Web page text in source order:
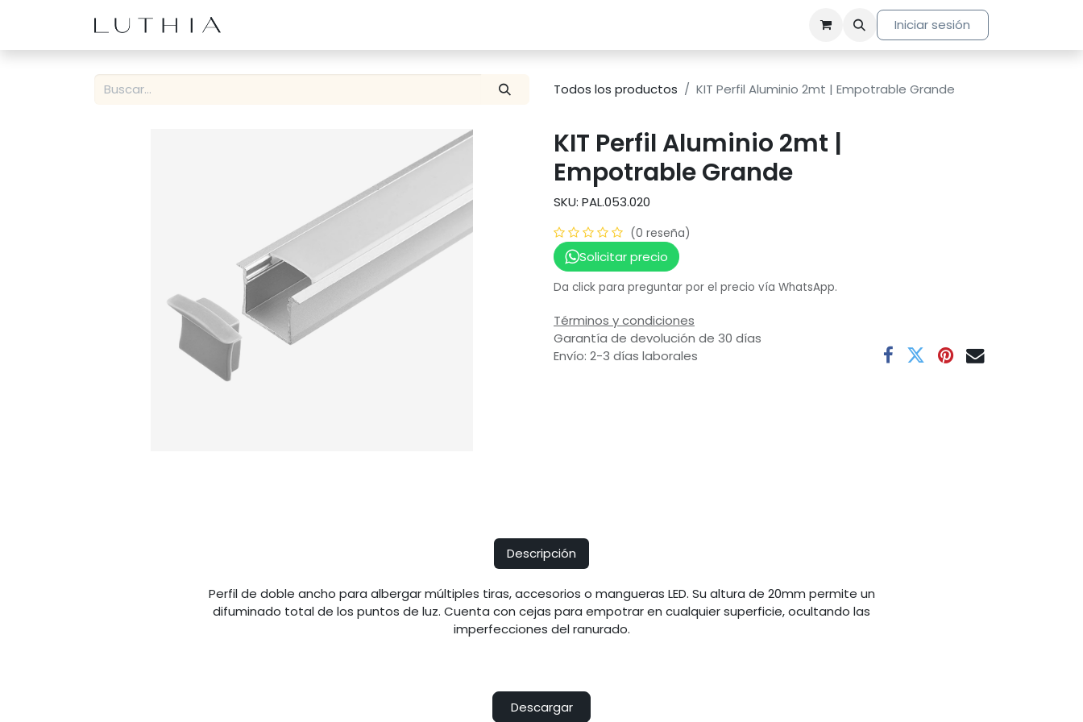
Iniciar sesión
Todos los productos KIT Perfil Aluminio 2mt | Empotrable Grande
KIT Perfil Aluminio 2mt |
Empotrable Grande
SKU: PAL.053.020
(0 reseña)
Solicitar precio
Da click para preguntar por el precio vía WhatsApp.
Términos y condiciones
Garantía de devolución de 30 días
Envío: 2-3 días laborales
Descripción
Perfil de doble ancho para albergar múltiples tiras, accesorios o mangueras LED. Su altura de 20mm permite un
difuminado total de los puntos de luz. Cuenta con cejas para empotrar en cualquier superficie, ocultando las
imperfecciones del ranurado.
Descargar